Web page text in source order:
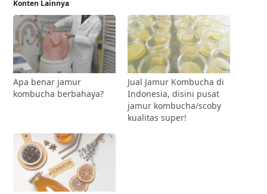
Konten Lainnya
Apa benar jamur
kombucha berbahaya?
Jual Jamur Kombucha di
Indonesia, disini pusat
jamur kombucha/scoby
kualitas super!